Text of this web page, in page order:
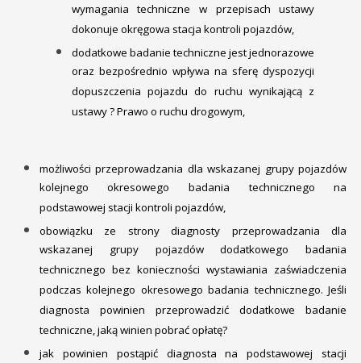
wymagania techniczne w przepisach ustawy
dokonuje okręgowa stacja kontroli pojazdów,
dodatkowe badanie techniczne jest jednorazowe
oraz bezpośrednio wpływa na sferę dyspozycji
dopuszczenia pojazdu do ruchu wynikającą z
ustawy ? Prawo o ruchu drogowym,
możliwości przeprowadzania dla wskazanej grupy pojazdów
kolejnego okresowego badania technicznego na
podstawowej stacji kontroli pojazdów,
obowiązku ze strony diagnosty przeprowadzania dla
wskazanej grupy pojazdów dodatkowego badania
technicznego bez konieczności wystawiania zaświadczenia
podczas kolejnego okresowego badania technicznego. Jeśli
diagnosta powinien przeprowadzić dodatkowe badanie
techniczne, jaką winien pobrać opłatę?
jak powinien postąpić diagnosta na podstawowej stacji